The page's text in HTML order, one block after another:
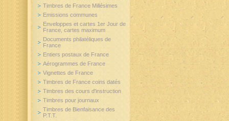
Timbres de France Millésimes
Emissions communes
Enveloppes et cartes 1er Jour de
France, cartes maximum
Documents philatéliques de
France
Entiers postaux de France
Aérogrammes de France
Vignettes de France
Timbres de France coins datés
Timbres des cours d'instruction
Timbres pour journaux
Timbres de Bienfaisance des
P.T.T.